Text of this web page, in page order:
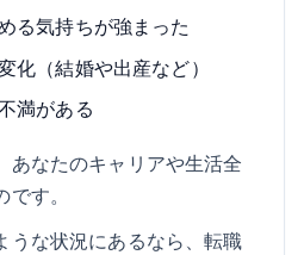
る気持ちが強まった
化（結婚や出産など）
満がある
あなたのキャリアや生活全
す。
うな状況にあるなら、転職